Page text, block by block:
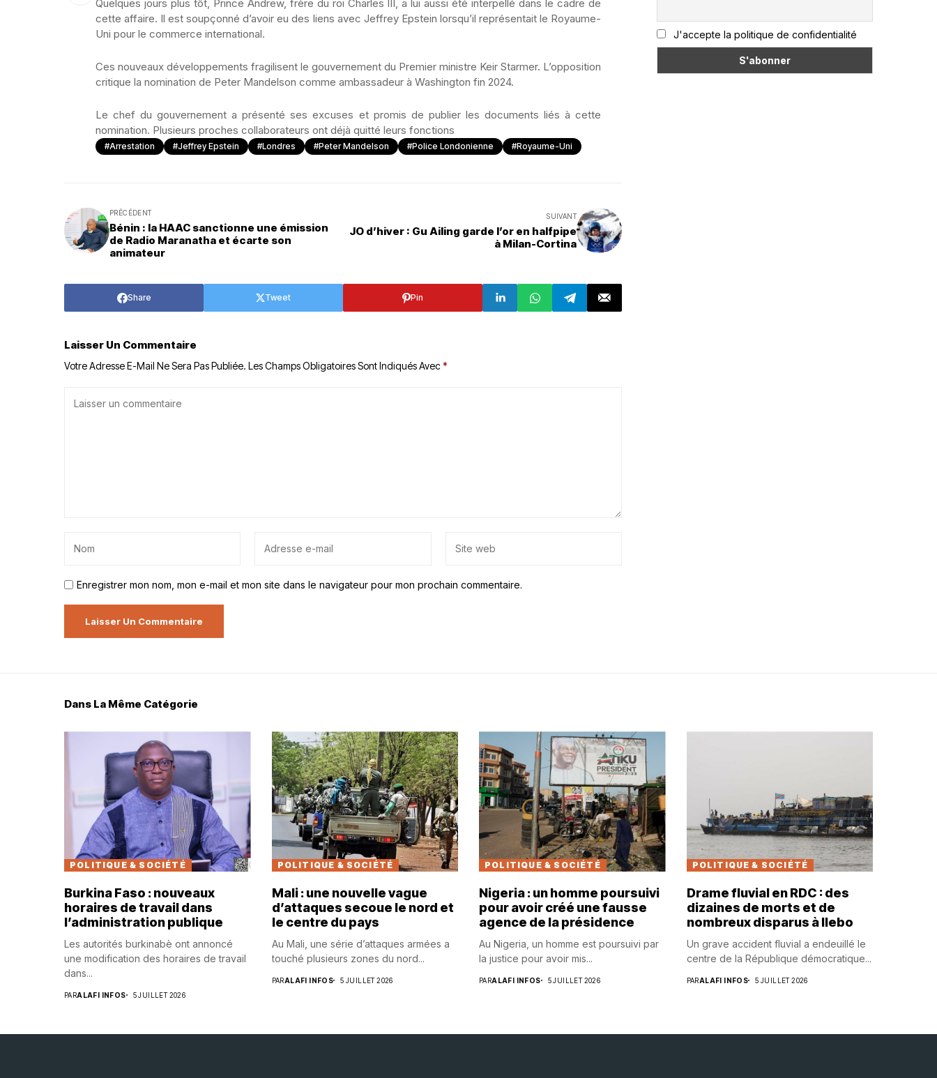
Quelques jours plus tôt, Prince Andrew, frère du roi Charles III, a lui aussi été interpellé dans le cadre de
cette affaire. Il est soupçonné d’avoir eu des liens avec Jeffrey Epstein lorsqu’il représentait le Royaume-
Uni pour le commerce international.
Ces nouveaux développements fragilisent le gouvernement du Premier ministre Keir Starmer. L’opposition
critique la nomination de Peter Mandelson comme ambassadeur à Washington fin 2024.
Le chef du gouvernement a présenté ses excuses et promis de publier les documents liés à cette
nomination. Plusieurs proches collaborateurs ont déjà quitté leurs fonctions
#Arrestation #Jeffrey Epstein #Londres #Peter Mandelson #police Londonienne #Royaume-Uni
PRÉCÉDENT
Bénin : la HAAC sanctionne une émission
de Radio Maranatha et écarte son
animateur
SUIVANT
JO d’hiver : Gu Ailing garde l’or en halfpipe
à Milan-Cortina
Share Tweet Pin
Laisser Un Commentaire
Votre Adresse E-Mail Ne Sera Pas Publiée. Les Champs Obligatoires Sont Indiqués Avec*
Enregistrer mon nom, mon e-mail et mon site dans le navigateur pour mon prochain commentaire.
J'accepte la politique de confidentialité
Dans La Même Catégorie
POLITIQUE & SOCIÉTÉ
Burkina Faso : nouveaux
horaires de travail dans
l’administration publique
Les autorités burkinabè ont annoncé
une modification des horaires de travail
dans...
PARALAFI INFOS 5 JUILLET 2026
POLITIQUE & SOCIÉTÉ
Mali : une nouvelle vague
d’attaques secoue le nord et
le centre du pays
Au Mali, une série d’attaques armées a
touché plusieurs zones du nord...
PARALAFI INFOS 5 JUILLET 2026
POLITIQUE & SOCIÉTÉ
Nigeria : un homme poursuivi
pour avoir créé une fausse
agence de la présidence
Au Nigeria, un homme est poursuivi par
la justice pour avoir mis...
PARALAFI INFOS 5 JUILLET 2026
POLITIQUE & SOCIÉTÉ
Drame fluvial en RDC : des
dizaines de morts et de
nombreux disparus à Ilebo
Un grave accident fluvial a endeuillé le
centre de la République démocratique...
PARALAFI INFOS 5 JUILLET 2026